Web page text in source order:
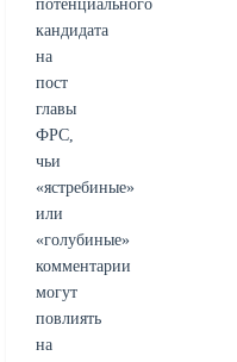
потенциального
кандидата
на
пост
главы
ФРС,
чьи
«ястребиные»
или
«голубиные»
комментарии
могут
повлиять
на